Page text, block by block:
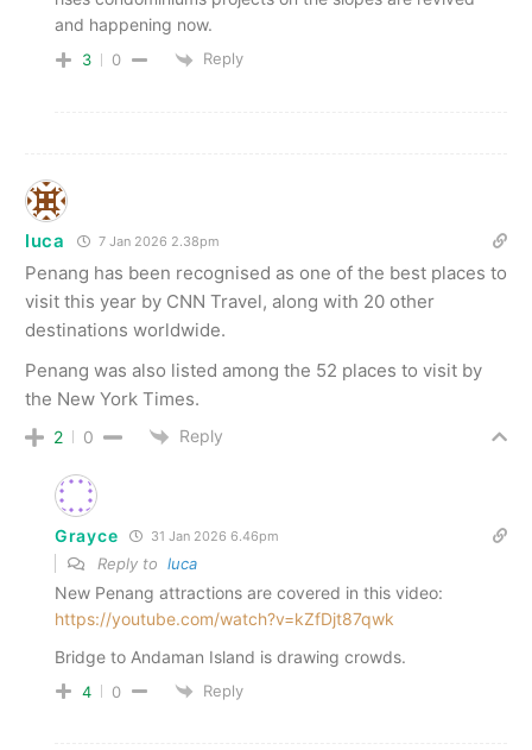
and happening now.
3 0 Reply
luca 7 Jan 2026 2.38pm
Penang has been recognised as one of the best places to
visit this year by CNN Travel, along with 20 other
destinations worldwide.
Penang was also listed among the 52 places to visit by
the New York Times.
2 0 Reply
Grayce 31 Jan 2026 6.46pm
Reply to luca
New Penang attractions are covered in this video:
https://youtube.com/watch?v=kZfDjt87qwk
Bridge to Andaman Island is drawing crowds.
4 0 Reply